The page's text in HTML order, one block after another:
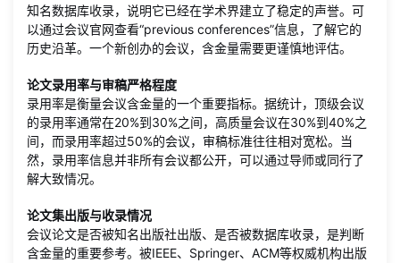
知名数据库收录，说明它已经在学术界建立了稳定的声誉。可
以通过会议官网查看“previous conferences”信息，了解它的
历史沿革。一个新创办的会议，含金量需要更谨慎地评估。
论文录用率与审稿严格程度
录用率是衡量会议含金量的一个重要指标。据统计，顶级会议
的录用率通常在20%到30%之间，高质量会议在30%到40%之
间，而录用率超过50%的会议，审稿标准往往相对宽松。当
然，录用率信息并非所有会议都公开，可以通过导师或同行了
解大致情况。
论文集出版与收录情况
会议论文是否被知名出版社出版、是否被数据库收录，是判断
含金量的重要参考。被IEEE、Springer、ACM等权威机构出版